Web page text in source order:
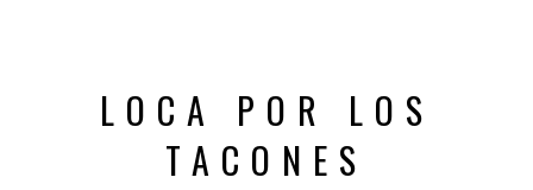
LOCA POR LOS
TACONES